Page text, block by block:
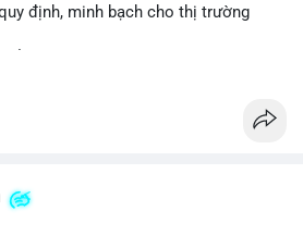
định, minh bạch cho thị trường
lý, hoạt động của các đồng tiền kỹ